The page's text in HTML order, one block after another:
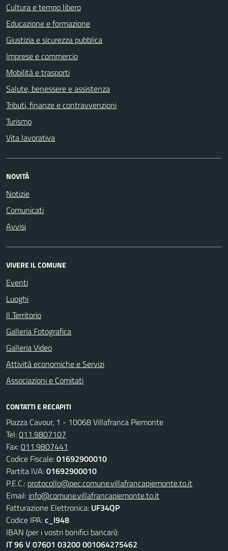
Cultura e tempo libero
Educazione e formazione
Giustizia e sicurezza pubblica
Imprese e commercio
Mobilità e trasporti
Salute, benessere e assistenza
Tributi, finanze e contravvenzioni
Turismo
Vita lavorativa
NOVITÀ
Notizie
Comunicati
Avvisi
VIVERE IL COMUNE
Eventi
Luoghi
Il Territorio
Galleria Fotografica
Galleria Video
Attività economiche e Servizi
Associazioni e Comitati
CONTATTI E RECAPITI
Piazza Cavour, 1 - 10068 Villafranca Piemonte
Tel:011.9807107
Fax:011.9807441
Codice Fiscale:01692900010
Partita IVA:01692900010
P.E.C.: protocollo@pec.comune.villafrancapiemonte.to.it
Email: info@comune.villafrancapiemonte.to.it
Fatturazione Elettronica: UF34QP
Codice IPA:c_l948
IBAN (per i vostri bonifici bancari):
IT 96 V 07601 03200 001064275462